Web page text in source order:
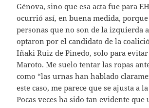
Génova, sino que esa acta fue para
ocurrió así, en buena medida,
personas que no son de la izquierda
optaron por el candidato de la
Iñaki Ruiz de Pinedo, solo para
Maroto. Me suelo tentar las ropas
como “las urnas han hablado
este caso, me parece que se ajusta a
Pocas veces ha sido tan evidente que